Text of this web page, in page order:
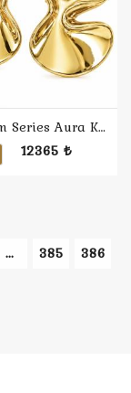
Premium Series Aura Küpe
12365 ₺
... 385
386